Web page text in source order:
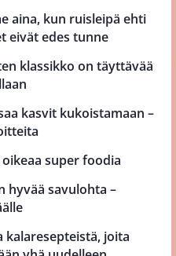
aina, kun ruisleipä ehti
eivät edes tunne
klassikko on täyttävää
kasvit kukoistamaan –
super foodia
hyvää savulohta –
kalaresepteistä, joita